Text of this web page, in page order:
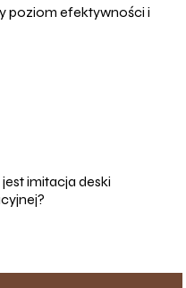
poziom efektywności i
imitacja deski